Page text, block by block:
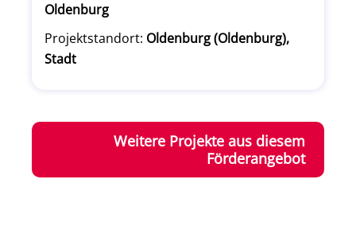
Oldenburg
Projektstandort: Oldenburg (Oldenburg),
Stadt
Weitere Projekte aus diesem
Förderangebot